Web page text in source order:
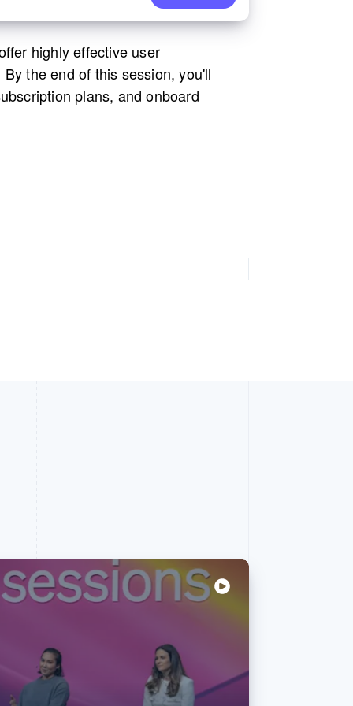
highly effective user
the end of this session, you'll
plans, and onboard